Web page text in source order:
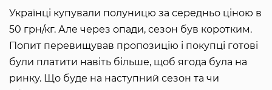
Українці купували полуницю за середньо ціною в
50 грн/кг. Але через опади, сезон був коротким.
Попит перевищував пропозицію і покупці готові
були платити навіть більше, щоб ягода була на
ринку. Що буде на наступний сезон та чи